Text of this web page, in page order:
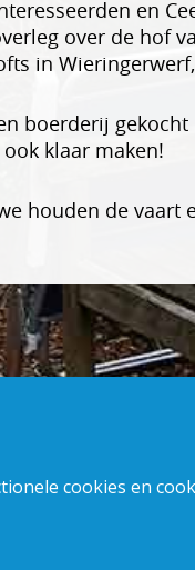
en
over de hof
in
boerderij
klaar maken!
houden de vaart
cookies en